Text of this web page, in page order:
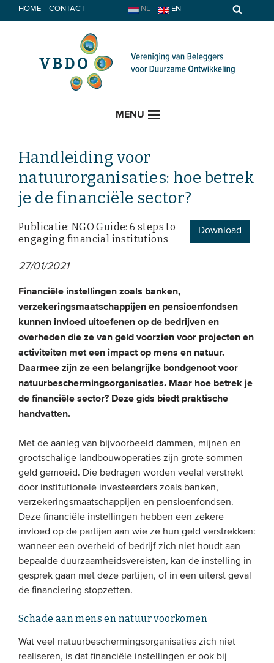
Spring
naar
HOME CONTACT NL EN
MENU
HOME
ACTUEEL
EVENEMENTEN
Van de VBDO
Van leden & partners
MEDIA
Podcasts
Video’s
WIE WE ZIJN
Vereniging
Onze leden
Handleiding voor
natuurorganisaties: hoe betrek
je de financiële sector?
Download
Publicatie: NGO Guide: 6 steps to
engaging financial institutions
27/01/2021
Financiële instellingen zoals banken,
verzekeringsmaatschappijen en pensioenfondsen
kunnen invloed uitoefenen op de bedrijven en
overheden die ze van geld voorzien voor projecten en
activiteiten met een impact op mens en natuur.
Daarmee zijn ze een belangrijke bondgenoot voor
natuurbeschermingsorganisaties. Maar hoe betrek je
de financiële sector? Deze gids biedt praktische
handvatten.
Met de aanleg van bijvoorbeeld dammen, mijnen en
grootschalige landbouwoperaties zijn grote sommen
geld gemoeid. Die bedragen worden veelal verstrekt
door institutionele investeerders zoals banken,
verzekeringsmaatschappijen en pensioenfondsen.
Deze financiële instellingen hebben een zekere
invloed op de partijen aan wie ze hun geld verstrekken:
wanneer een overheid of bedrijf zich niet houdt aan
bepaalde duurzaamheidsvereisten, kan de instelling in
gesprek gaan met deze partijen, of in een uiterst geval
de financiering stopzetten.
Schade aan mens en natuur voorkomen
Wat veel natuurbeschermingsorganisaties zich niet
realiseren, is dat financiële instellingen er ook bij